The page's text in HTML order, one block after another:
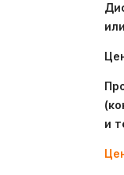
и